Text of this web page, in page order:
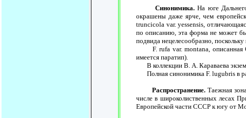
Синонимика. На юге
окрашены даже ярче, чем
truncicola var. yessensis,
по описанию, эта форма не может
подвида нецелесообразно,
F. rufa var. montana, описанная
имеется паратип).
В коллекции В. А. Караваева
Полная синонимика F. lugubris в
Распространение.Таежная
числе в широколиственных лесах
Европейской части СССР к югу от